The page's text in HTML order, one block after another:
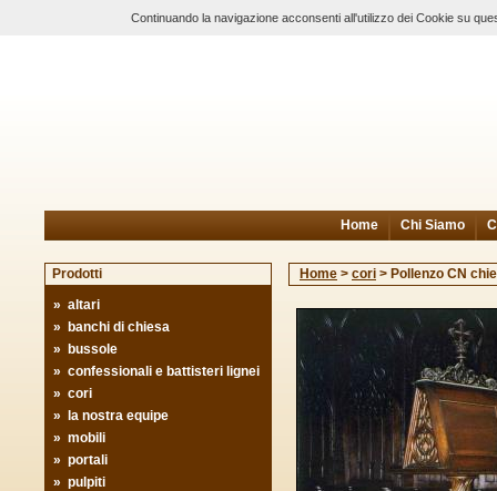
Home Chi Siamo
Prodotti
» altari
»
banchi di chiesa
»
bussole
» confessionali e battisteri lignei
» cori
»
la nostra equipe
» mobili
» portali
» pulpiti
Home > cori > Pollenzo CN
Continuando la navigazione acconsenti all'utilizzo dei Cookie su